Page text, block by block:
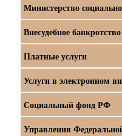
Министерство
Внесудебное банкротство
Платные услуги
Услуги в электронном
Социальный фонд РФ
Управления